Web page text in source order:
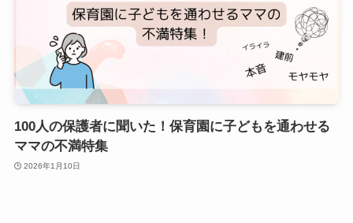
100人の保護者に聞いた！保育園に子どもを通わせる
ママの不満特集
2026年1月10日